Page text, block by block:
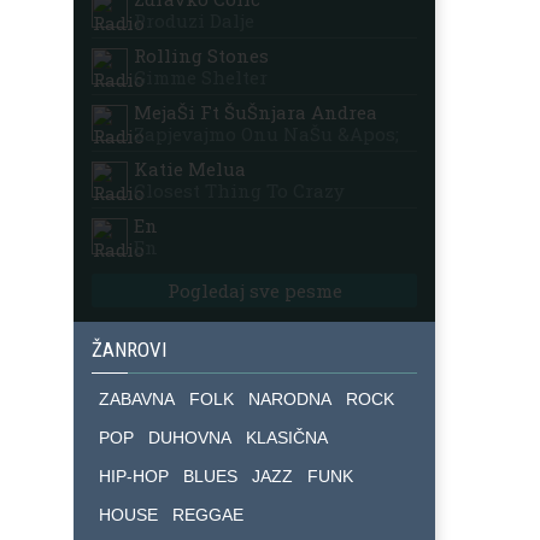
Produzi Dalje
Rolling Stones
Gimme Shelter
MejaŠi Ft ŠuŠnjara Andrea
Zapjevajmo Onu NaŠu &apos;
Katie Melua
Closest Thing To Crazy
En
En
Pogledaj sve pesme
ŽANROVI
ZABAVNA FOLK NARODNA
ROCK
POP
DUHOVNA
KLASIČNA
HIP-HOP
BLUES JAZZ
FUNK
HOUSE
REGGAE